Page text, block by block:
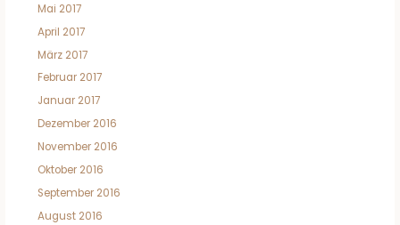
Mai 2017
April 2017
März 2017
Februar 2017
Januar 2017
Dezember 2016
November 2016
Oktober 2016
September 2016
August 2016